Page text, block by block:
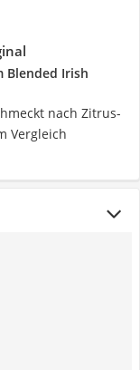
Blended Irish
nach Zitrus-
Vergleich